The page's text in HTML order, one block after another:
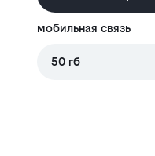
мобильная связь
50 гб